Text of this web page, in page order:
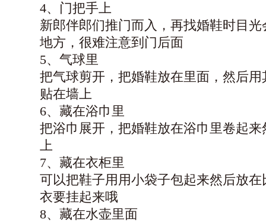
4、门把手上
新郎伴郎们推门而入，再找婚鞋时目
地方，很难注意到门后面
5、气球里
把气球剪开，把婚鞋放在里面，然后
贴在墙上
6、藏在浴巾里
把浴巾展开，把婚鞋放在浴巾里卷起
上
7、藏在衣柜里
可以把鞋子用用小袋子包起来然后放
衣要挂起来哦
8、藏在水壶里面